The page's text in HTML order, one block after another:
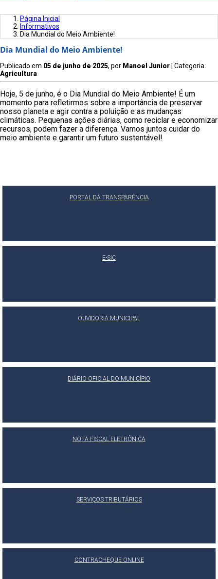
Página Inicial
Informativos
Dia Mundial do Meio Ambiente!
Dia Mundial do Meio Ambiente!
Publicado em 05 de junho de 2025, por Manoel Junior | Categoria:
Agricultura
Hoje, 5 de junho, é o Dia Mundial do Meio Ambiente! É um
momento para refletirmos sobre a importância de preservar
nosso planeta e agir contra a poluição e as mudanças
climáticas. Pequenas ações diárias, como reciclar e economizar
recursos, podem fazer a diferença. Vamos juntos cuidar do
meio ambiente e garantir um futuro sustentável!
PORTAL DA TRANSPARÊNCIA
E-SIC
OUVIDORIA MUNICIPAL
DIÁRIO OFICIAL DO MUNICÍPIO
NOTA FISCAL ELETRÔNICA
SERVIÇOS TRIBUTÁRIOS
CONTRACHEQUE ONLINE